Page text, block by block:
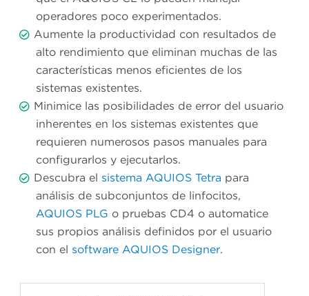
operadores poco experimentados.
Aumente la productividad con resultados de
alto rendimiento que eliminan muchas de las
características menos eficientes de los
sistemas existentes.
Minimice las posibilidades de error del usuario
inherentes en los sistemas existentes que
requieren numerosos pasos manuales para
configurarlos y ejecutarlos.
Descubra el sistema AQUIOS Tetra para
análisis de subconjuntos de linfocitos,
AQUIOS PLG o pruebas CD4 o automatice
sus propios análisis definidos por el usuario
con el software AQUIOS Designer.